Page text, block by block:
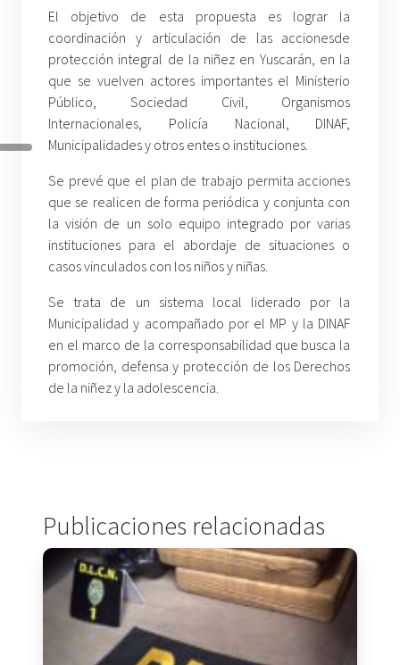
El objetivo de esta propuesta es lograr la
coordinación y articulación de las accionesde
protección integral de la niñez en Yuscarán, en la
que se vuelven actores importantes el Ministerio
Público, Sociedad Civil, Organismos
Internacionales, Policía Nacional, DINAF,
Municipalidades y otros entes o instituciones.
Se prevé que el plan de trabajo permita acciones
que se realicen de forma periódica y conjunta con
la visión de un solo equipo integrado por varias
instituciones para el abordaje de situaciones o
casos vinculados con los niños y niñas.
Se trata de un sistema local liderado por la
Municipalidad y acompañado por el MP y la DINAF
en el marco de la corresponsabilidad que busca la
promoción, defensa y protección de los Derechos
de la niñez y la adolescencia.
Publicaciones relacionadas